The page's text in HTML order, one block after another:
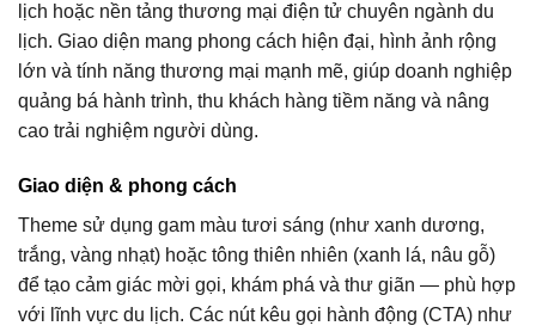
lịch hoặc nền tảng thương mại điện tử chuyên ngành du
lịch. Giao diện mang phong cách hiện đại, hình ảnh rộng
lớn và tính năng thương mại mạnh mẽ, giúp doanh nghiệp
quảng bá hành trình, thu khách hàng tiềm năng và nâng
cao trải nghiệm người dùng.
Giao diện & phong cách
Theme sử dụng gam màu tươi sáng (như xanh dương,
trắng, vàng nhạt) hoặc tông thiên nhiên (xanh lá, nâu gỗ)
để tạo cảm giác mời gọi, khám phá và thư giãn — phù hợp
với lĩnh vực du lịch. Các nút kêu gọi hành động (CTA) như